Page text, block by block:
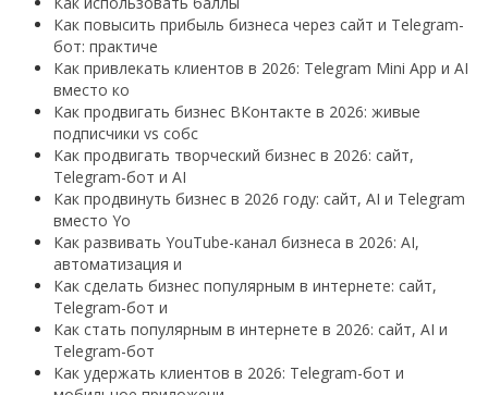
Как повысить прибыль бизнеса через сайт и Telegram-
бот: практиче
Как привлекать клиентов в 2026: Telegram Mini App и AI
вместо ко
Как продвигать бизнес ВКонтакте в 2026: живые
подписчики vs собс
Как продвигать творческий бизнес в 2026: сайт,
Telegram-бот и AI
Как продвинуть бизнес в 2026 году: сайт, AI и Telegram
вместо Yo
Как развивать YouTube-канал бизнеса в 2026: AI,
автоматизация и
Как сделать бизнес популярным в интернете: сайт,
Telegram-бот и
Как стать популярным в интернете в 2026: сайт, AI и
Telegram-бот
Как удержать клиентов в 2026: Telegram-бот и